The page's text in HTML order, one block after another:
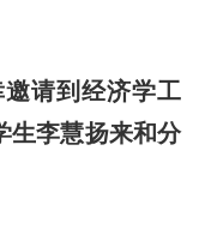
请到经济学工
生李慧扬来和分